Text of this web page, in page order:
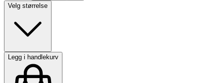
Velg størrelse
Legg i handlekurv